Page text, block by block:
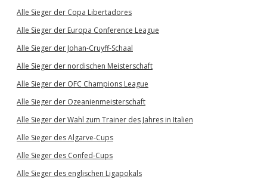
Alle Sieger der Copa Libertadores
Alle Sieger der Europa Conference League
Alle Sieger der Johan-Cruyff-Schaal
Alle Sieger der nordischen Meisterschaft
Alle Sieger der OFC Champions League
Alle Sieger der Ozeanienmeisterschaft
Alle Sieger der Wahl zum Trainer des Jahres in Italien
Alle Sieger des Algarve-Cups
Alle Sieger des Confed-Cups
Alle Sieger des englischen Ligapokals